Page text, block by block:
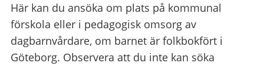
Här kan du ansöka om plats på kommunal
förskola eller i pedagogisk omsorg av
dagbarnvårdare, om barnet är folkbokfört i
Göteborg. Observera att du inte kan söka